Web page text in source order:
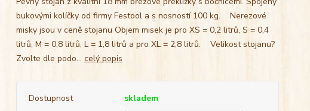
bukovými kolíčky od firmy Festool a s nosností 100 kg. Nerezové
misky jsou v ceně stojanu Objem misek je pro XS = 0,2 litrů, S = 0,4
litrů, M = 0,8 litrů, L = 1,8 litrů a pro XL = 2,8 litrů. Velikost stojanu?
Zvolte dle podo... celý popis
Dostupnost
skladem